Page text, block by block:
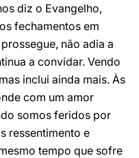
diz o Evangelho,
fechamentos em
não adia a
a convidar. Vendo
inclui ainda mais. Às
com um amor
somos feridos por
ressentimento e
tempo que sofre